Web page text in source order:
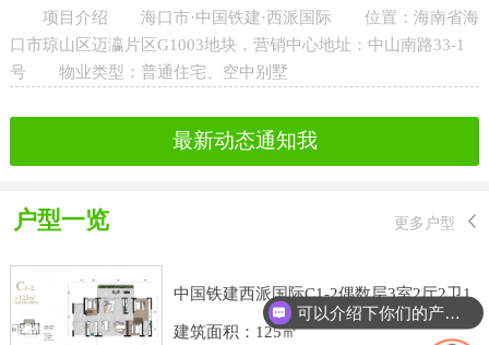
项目介绍 海口市·中国铁建·西派国际‌ ‌位置‌：海南省海
口市琼山区迈瀛片区G1003地块，营销中心地址：中山南路33-1
号 ‌物业类型‌：普通住宅、空中别墅
最新动态通知我
户型一览 更多户型
中国铁建西派国际C1-2偶数层3室2厅2卫1
建筑面积：125㎡
可以介绍下你们的产品么